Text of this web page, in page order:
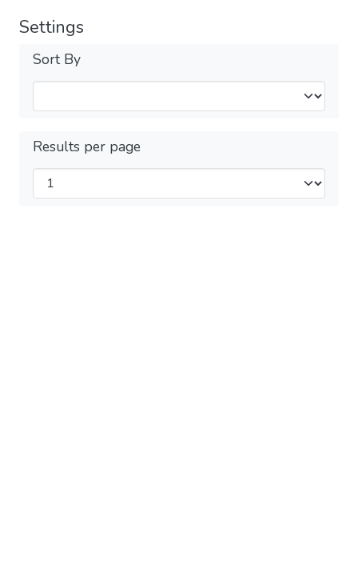
Settings
Sort By
Results per page